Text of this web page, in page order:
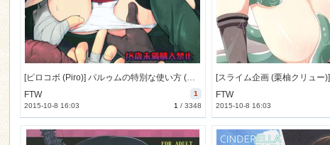
[ピロコボ (Piro)] パルゥムの特別な使い方 (ダンジョンに出会いを求めるのは間違っているだろうか) [別スキャン] [87M]
1
FTW
1 /3348
2015-10-8 16:03
FTW
2015-10-8 16:03